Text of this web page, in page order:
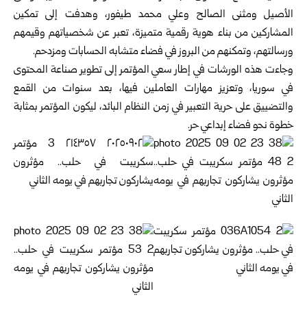
الأصيل ومثنى الصالح وعلي محمد طيفور، وهدفت إلى تمكين
المشاركين من بناء هوية رقمية متميزة، تعبر عن شخصياتهم وقيمهم
ورسالتهم، وتمكنهم من البروز في فضاء متشابه الحسابات ومزدحم.
وجاءت هذه الورشات في إطار سعي المؤتمر إلى تطوير صناعة المحتوى
في سوريا، وتعزيز مهارات العاملين فيها، بعد سنوات من القمع
والتضييق على حرية التعبير في زمن النظام البائد، ليكون المؤتمر بمثابة
خطوة نحو فضاء إبداعي حر.